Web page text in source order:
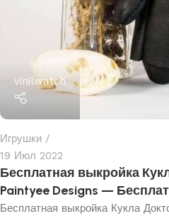
vinilwatch
Игрушки
19 Июл 2022
Бесплатная выкройка
Paintyee Designs —
Бесплатная выкройка Кукла